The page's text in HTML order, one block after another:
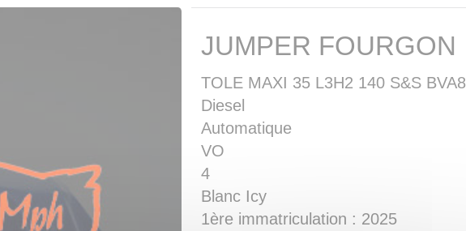
JUMPER FOURGON
TOLE MAXI 35 L3H2 140 S&S BVA8
Diesel
Automatique
VO
4
Blanc Icy
1ère immatriculation : 2025